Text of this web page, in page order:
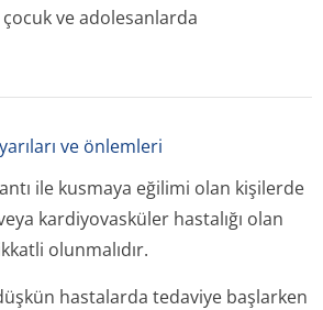
çocuk ve adolesanlarda
ve önlemleri
ile kusmaya eğilimi olan kişilerde
kardiyovasküler hastalığı olan
olunmalıdır.
hastalarda tedaviye başlarken